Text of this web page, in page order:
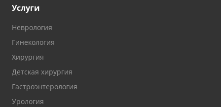
Услуги
Неврология
Гинекология
Хирургия
Детская хирургия
Гастроэнтерология
Урология